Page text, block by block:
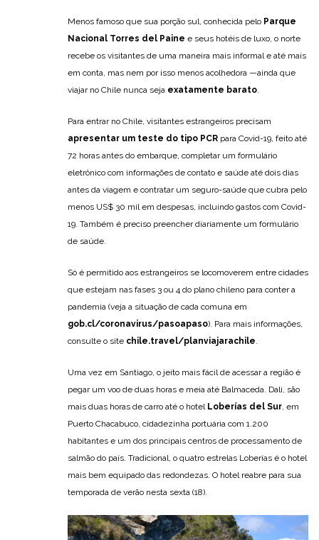
Menos famoso que sua porção sul, conhecida pelo Parque
Nacional Torres del Paine e seus hotéis de luxo, o norte
recebe os visitantes de uma maneira mais informal e até mais
em conta, mas nem por isso menos acolhedora —ainda que
viajar no Chile nunca seja exatamente barato.
Para entrar no Chile, visitantes estrangeiros precisam
apresentar um teste do tipo PCR para Covid-19, feito até
72 horas antes do embarque, completar um formulário
eletrônico com informações de contato e saúde até dois dias
antes da viagem e contratar um seguro-saúde que cubra pelo
menos US$ 30 mil em despesas, incluindo gastos com Covid-
19. Também é preciso preencher diariamente um formulário
de saúde.
Só é permitido aos estrangeiros se locomoverem entre cidades
que estejam nas fases 3 ou 4 do plano chileno para conter a
pandemia (veja a situação de cada comuna em
gob.cl/coronavirus/pasoapaso). Para mais informações,
consulte o site chile.travel/planviajarachile.
Uma vez em Santiago, o jeito mais fácil de acessar a região é
pegar um voo de duas horas e meia até Balmaceda. Dali, são
mais duas horas de carro até o hotel Loberías del Sur, em
Puerto Chacabuco, cidadezinha portuária com 1.200
habitantes e um dos principais centros de processamento de
salmão do país. Tradicional, o quatro estrelas Loberías é o hotel
mais bem equipado das redondezas. O hotel reabre para sua
temporada de verão nesta sexta (18).